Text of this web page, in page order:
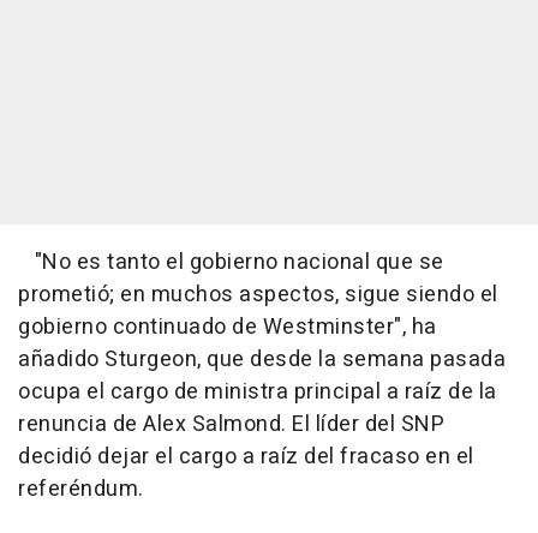
"No es tanto el gobierno nacional que se
prometió; en muchos aspectos, sigue siendo el
gobierno continuado de Westminster", ha
añadido Sturgeon, que desde la semana pasada
ocupa el cargo de ministra principal a raíz de la
renuncia de Alex Salmond. El líder del SNP
decidió dejar el cargo a raíz del fracaso en el
referéndum.